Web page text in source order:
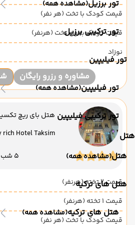
تور برزیل(مشاهده همه)
تور ترکیبی برزیل
تور فیلیپین
تور فیلیپین(مشاهده همه)
تور ترکیبی فیلیپین
هتل
هتل(مشاهده همه)
هتل های ترکیه
هتل های ترکیه(مشاهده همه)
قیمت کودک با تخت (هر نفر)
قیمت کودک بدون تخت (هرنفر)
نوزاد
مشاوره و رزرو رایگان
هتل بای ریچ
rich Hotel Taksim
5 شب
قیمت 2 تخته (هرنفر)
قیمت 1 تخته (هرنفر)
قیمت کودک با تخت (هر نفر)